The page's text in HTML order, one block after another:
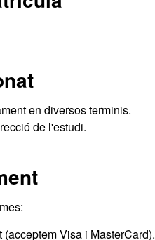
en diversos terminis.
de l'estudi.
Visa i MasterCard).